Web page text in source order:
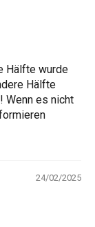
Hälfte wurde
Hälfte
Wenn es nicht
24/02/2025